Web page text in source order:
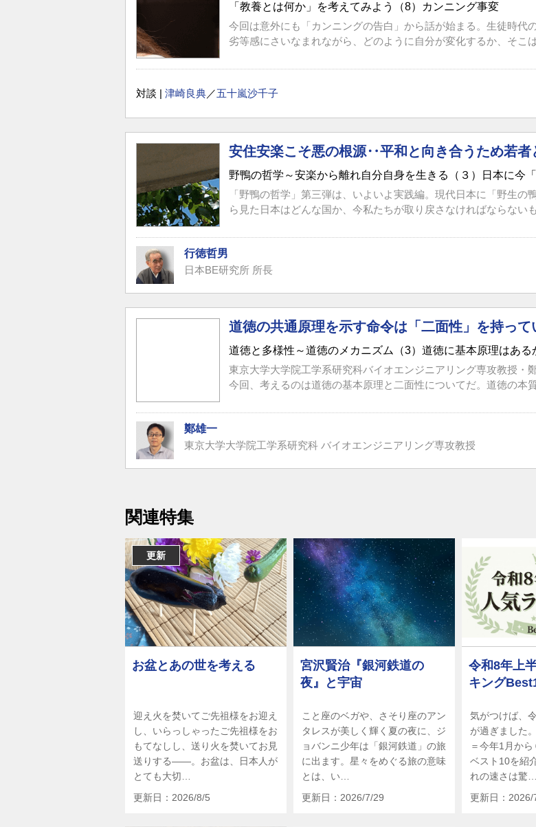
「教養とは何か」を考えてみよう（8）カンニング事変
今回は意外にも「カンニングの告白」から話が始まる。生徒時代
劣等感にさいなまれながら、どのように自分が変化するか、そこ
対談 | 津崎良典／五十嵐沙千子
安住安楽こそ悪の根源‥平和と向き合うため若者
野鴨の哲学～安楽から離れ自分自身を生きる（３）日本に今
「野鴨の哲学」第三弾は、いよいよ実践編。現代日本に「野生
ら見た日本はどんな国か、今私たちが取り戻さなければならない
行徳哲男
日本BE研究所 所長
道徳の共通原理を示す命令は「二面性」を持って
道徳と多様性～道徳のメカニズム（3）道徳に基本原理はある
東京大学大学院工学系研究科バイオエンジニアリング専攻教授・
今回、考えるのは道徳の基本原理と二面性についてだ。道徳の本
鄭雄一
東京大学大学院工学系研究科 バイオエンジニアリング専攻教授
関連特集
更新
お盆とあの世を考える
迎え火を焚いてご先祖様をお迎え
し、いらっしゃったご先祖様をお
もてなしし、送り火を焚いてお見
送りする――。お盆は、日本人が
とても大切…
更新日：2026/8/5
宮沢賢治『銀河鉄道の
夜』と宇宙
こと座のベガや、さそり座のアン
タレスが美しく輝く夏の夜に、ジ
ョバンニ少年は「銀河鉄道」の旅
に出ます。星々をめぐる旅の意味
とは、い…
更新日：2026/7/29
令和8年上
キング
気がつけば、
が過ぎました
＝今年1月か
ベスト10を紹
れの速さは驚…
更新日：2026/